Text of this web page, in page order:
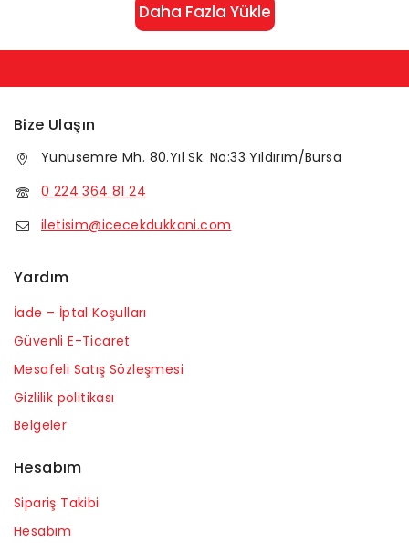
Daha Fazla Yükle
Bize Ulaşın
Yunusemre Mh. 80.Yıl Sk. No:33 Yıldırım/Bursa
0 224 364 81 24
iletisim@icecekdukkani.com
Yardım
İade – İptal Koşulları
Güvenli E-Ticaret
Mesafeli Satış Sözleşmesi
Gizlilik politikası
Belgeler
Hesabım
Sipariş Takibi
Hesabım